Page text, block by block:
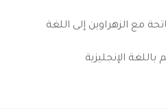
مع الزهراوين إلى اللغة
باللغة الإنجليزية